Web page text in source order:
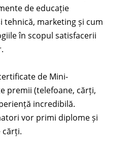
de educație
tehnică, marketing și cum
în scopul satisfacerii
de Mini-
premii (telefoane, cărți,
incredibilă.
vor primi diplome și
cărți.